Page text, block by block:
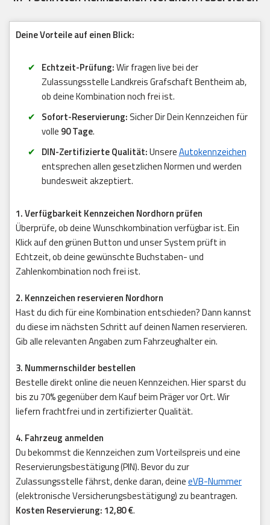
Deine Vorteile auf einen Blick:
Echtzeit-Prüfung:Wir fragen live bei der
Zulassungsstelle Landkreis Grafschaft Bentheim ab,
ob deine Kombination noch frei ist.
Sofort-Reservierung: Sicher Dir Dein Kennzeichen für
volle 90 Tage.
DIN-Zertifizierte Qualität:UnsereAutokennzeichen
entsprechen allen gesetzlichen Normen und werden
bundesweit akzeptiert.
1. Verfügbarkeit Kennzeichen Nordhorn prüfen
Überprüfe, ob deine Wunschkombination verfügbar ist. Ein
Klick auf den grünen Button und unser System prüft in
Echtzeit, ob deine gewünschte Buchstaben- und
Zahlenkombination noch frei ist.
2. Kennzeichen reservieren Nordhorn
Hast du dich für eine Kombination entschieden? Dann kannst
du diese im nächsten Schritt auf deinen Namen reservieren.
Gib alle relevanten Angaben zum Fahrzeughalter ein.
3. Nummernschilder bestellen
Bestelle direkt online die neuen Kennzeichen. Hier sparst du
bis zu 70% gegenüber dem Kauf beim Präger vor Ort. Wir
liefern frachtfrei und in zertifizierter Qualität.
4. Fahrzeug anmelden
Du bekommst die Kennzeichen zum Vorteilspreis und eine
Reservierungsbestätigung (PIN). Bevor du zur
Zulassungsstelle fährst, denke daran, deineeVB-Nummer
(elektronische Versicherungsbestätigung) zu beantragen.
Kosten Reservierung: 12,80 €.